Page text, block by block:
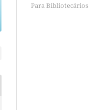
Para Bibliotecários